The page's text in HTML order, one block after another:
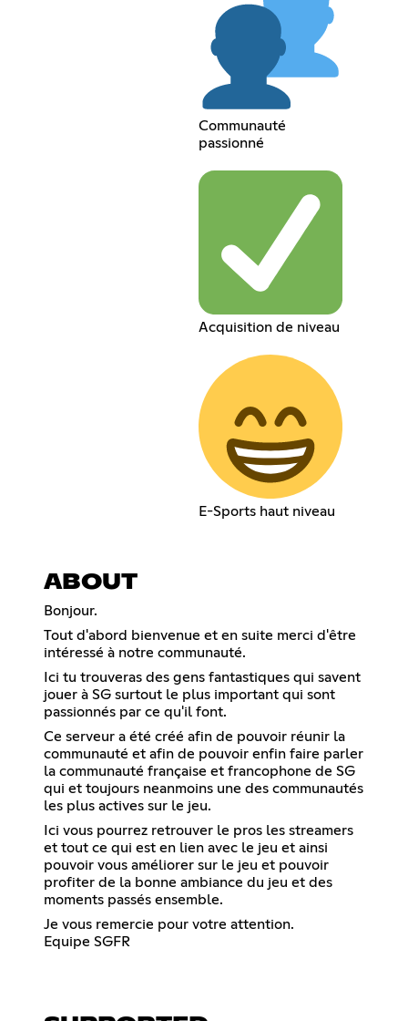
Communauté
passionné
Acquisition de niveau
E-Sports haut niveau
ABOUT
Bonjour.
Tout d'abord bienvenue et en suite merci d'être
intéressé à notre communauté.
Ici tu trouveras des gens fantastiques qui savent
jouer à SG surtout le plus important qui sont
passionnés par ce qu'il font.
Ce serveur a été créé afin de pouvoir réunir la
communauté et afin de pouvoir enfin faire parler
la communauté française et francophone de SG
qui et toujours neanmoins une des communautés
les plus actives sur le jeu.
Ici vous pourrez retrouver le pros les streamers
et tout ce qui est en lien avec le jeu et ainsi
pouvoir vous améliorer sur le jeu et pouvoir
profiter de la bonne ambiance du jeu et des
moments passés ensemble.
Je vous remercie pour votre attention.
Equipe SGFR